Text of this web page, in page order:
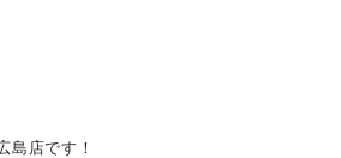
島店です！